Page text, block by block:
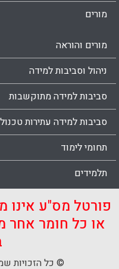
מורים
מורים והוראה
ניהול וסביבות למידה
סביבות למידה מתוקשבות
סביבות למידה עתירות
תחומי לימוד
תלמידים
פורטל מס"ע אינו
או כל חומר
© כל הזכויות